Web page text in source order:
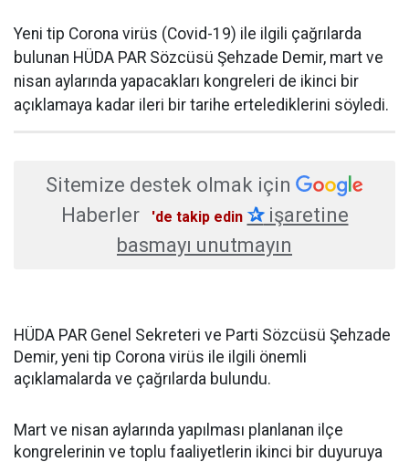
Yeni tip Corona virüs (Covid-19) ile ilgili çağrılarda
bulunan HÜDA PAR Sözcüsü Şehzade Demir, mart ve
nisan aylarında yapacakları kongreleri de ikinci bir
açıklamaya kadar ileri bir tarihe ertelediklerini söyledi.
Sitemize destek olmak için
Haberler
'de takip edin ✰işaretine
basmayı unutmayın
HÜDA PAR Genel Sekreteri ve Parti Sözcüsü Şehzade
Demir, yeni tip Corona virüs ile ilgili önemli
açıklamalarda ve çağrılarda bulundu.
Mart ve nisan aylarında yapılması planlanan ilçe
kongrelerinin ve toplu faaliyetlerin ikinci bir duyuruya